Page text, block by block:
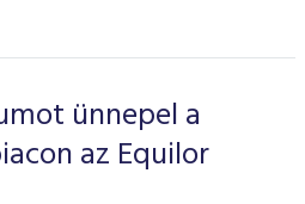
ünnepel a
az Equilor